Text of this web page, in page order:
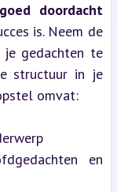
goed doordacht
is. Neem de
gedachten te
structuur in je
omvat:
en